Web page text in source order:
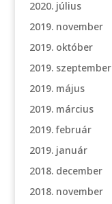
2020. július
2019. november
2019. október
2019. szeptember
2019. május
2019. március
2019. február
2019. január
2018. december
2018. november